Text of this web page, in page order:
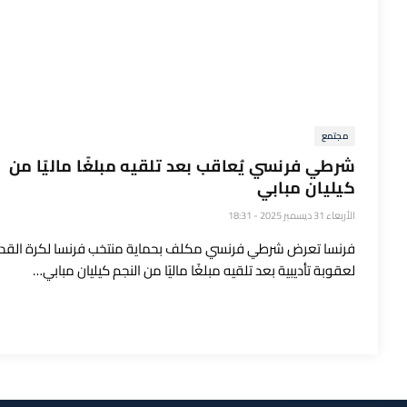
مجتمع
شرطي فرنسي يُعاقب بعد تلقيه مبلغًا ماليًا من
كيليان مبابي
الأربعاء 31 ديسمبر 2025 - 18:31
فرنسا تعرض شرطي فرنسي مكلف بحماية منتخب فرنسا لكرة
لعقوبة تأديبية بعد تلقيه مبلغًا ماليًا من النجم كيليان مبابي…